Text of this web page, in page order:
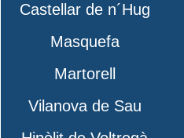
Castellar de n´Hug
Masquefa
Martorell
Vilanova de Sau